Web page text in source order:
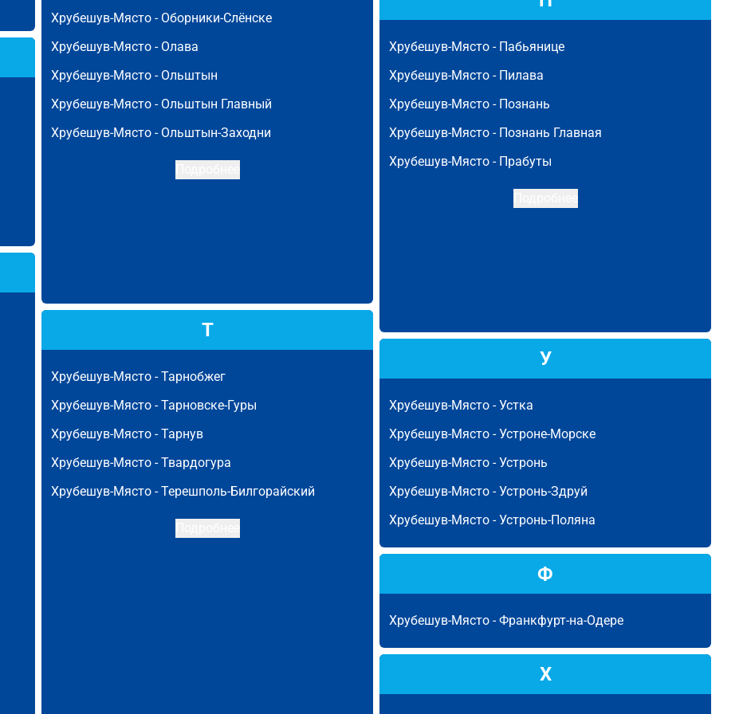
Хрубешув-Място - Оборники-Слёнске
Хрубешув-Място - Олава
Хрубешув-Място - Ольштын
Хрубешув-Място - Ольштын Главный
Хрубешув-Място - Ольштын-Заходни
Хрубешув-Място - Пабьянице
Хрубешув-Място - Пилава
Хрубешув-Място - Познань
Хрубешув-Място - Познань Главная
Хрубешув-Място - Прабуты
Т
Хрубешув-Място -Тарнобжег
Хрубешув-Място -Тарновске-Гуры
Хрубешув-Място -Тарнув
Хрубешув-Място -Твардогура
Хрубешув-Място -Терешполь-Билгорайский
У
Хрубешув-Място -Устка
Хрубешув-Място -Устроне-Морске
Хрубешув-Място -Устронь
Хрубешув-Място -Устронь-Здруй
Хрубешув-Място -Устронь-Поляна
Ф
Хрубешув-Място -Франкфурт-на-Одере
Х